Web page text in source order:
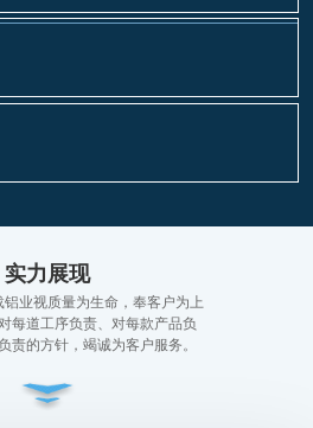
实力展现
业视质量为生命，奉客户为上
每道工序负责、对每款产品负
责的方针，竭诚为客户服务。